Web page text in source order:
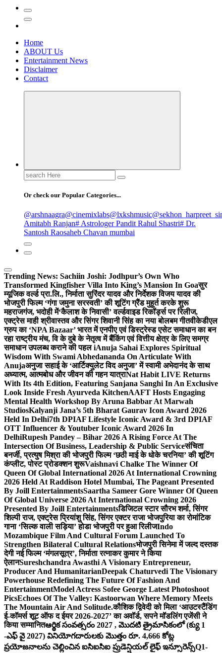
Home
ABOUT Us
Entertainment News
Disclaimer
Contact
Search
for:
Or check our Popular Categories...
@arshnaagra@cinemixlabs@lxkshmusic
Amitabh Ranjan# Astrologer Pandit Rahul Shastri# Dr.
Santosh Raosaheb Chavan mumbai
Trending News: Sachiin Joshi: Jodhpur’s Own Who
Transformed Kingfisher Villa Into King’s Mansion In Goaसुर
म्यूजिक वर्ल्ड प्रा.लि., निर्माता सुरिंदर यादव और निर्देशक विजय यादव की
भोजपुरी फिल्म ‘गंगा जमुना सरस्वती’ की शूटिंग ग्रैंड मुहूर्त करके शुरू
महराजगंज, भदोही में‘कैलाश के निवासी’ वर्ल्डवाइड रिकॉर्ड्स पर रिलीज,
एक्ट्रेस माही श्रीवास्तव और सिंगर शिवानी सिंह का नया बोलबम गीतवीकेडीएल
ग्रुप का ‘NPA Bazaar’ भारत में एनपीए एवं डिस्ट्रेस्ड एसेट समाधान का बन
रहा राष्ट्रीय मंच, वि के दुबे के नेतृत्व में बैंकिंग एवं वित्तीय क्षेत्र के लिए समग्र
समाधान उपलब्ध कराने की पहल iAnuja Sahai Explores Spiritual
Wisdom With Swami Abhedananda On Articulate With
Anujaअनुजा सहाई के ‘आर्टिक्युलेट विद अनुजा’ में स्वामी अभेदानंद के साथ
अध्यात्म, आत्मबोध और जीवन की गहन यात्राNat Habit LIVE Returns
With Its 4th Edition, Featuring Sanjana Sanghi In An Exclusive
Look Inside Fresh Ayurveda KitchenAAFT Hosts Engaging
Mental Health Workshop By Aruna Babbar At Marwah
StudiosKalyanji Jana’s 5th Bharat Gaurav Icon Award 2026
Held In Delhi7th DPIAF Lifestyle Iconic Award & 3rd DPIAF
OTT Influencer & Youtuber Iconic Award 2026 In
DelhiRupesh Pandey – Bihar 2026 A Rising Force At The
Intersection Of Business, Leadership & Public Serviceसंचिता
बनर्जी, प्रत्युष मिश्रा की भोजपुरी फिल्म ‘छठी माई के धोके चरनिया’ की शूटिंग
कंप्लीट, पोस्ट प्रोडक्शन शुरूVaishnavi Chalke The Winner Of
Queen Of Global International 2026 At International Crowning
2026 Held At Raddison Hotel Mumbai, The Pageant Presented
By Joill EntertainmentsSaartha Sameer Gore Winner Of Queen
Of Global Universe 2026 At International Crowning 2026
Presented By Joill Entertainmentsडिजिटल स्टार सौरभ शर्मा, सिंगर
शिल्पी राज, एक्ट्रेस प्रियांशु सिंह, सिंगर एक्टर राजा भोजपुरिया का रोमांटिक
गाना ‘सिल्क वाली सड़िया’ होडा भोजपुरी पर हुआ रिलीजIndo
Mozambique Film And Cultural Forum Launched To
Strengthen Bilateral Cultural Relationsभोजपुरी सिनेमा में जल्द दस्तक
देगी नई फिल्म ‘मंगलसूत्र’, निर्माता रत्नाकर कुमार ने किया
ऐलानSureshchandra Awasthi A Visionary Entrepreneur,
Producer And HumanitarianDeepak Chaturvedi The Visionary
Powerhouse Redefining The Future Of Fashion And
EntertainmentModel Actress Sofee George Latest Photoshoot
PicsEchoes Of The Valley: Kastoorwan Where Memory Meets
The Mountain Air And Solitude.कौशिक द्विवेदी को मिला ‘आउटस्टैंडिंग
ई-कॉमर्स शूट ऑफ द ईयर 2026-2027’ का अवॉर्ड, सपने मॉडलिंग एजेंसी ने
किया सम्मानितఆర్థిక సంవత్సరం 2027 , మొదటి త్రైమాసికంలో (క్యు 1
-ఎఫ్ వై 2027) వినియోగదారులకు మొత్తం రూ. 4,666 కోట్ల
ప్రయోజనాలను చెల్లించిన ఐసిఐసిఐ ప్రుడెన్షియల్ లైఫ్ ఇన్సూరెన్స్Q1-